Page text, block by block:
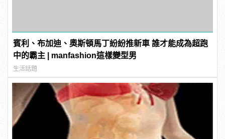
賓利、布加迪、奧斯頓馬丁紛紛推新車 誰才能成為超跑
中的霸主 | manfashion這樣變型男
生活話題